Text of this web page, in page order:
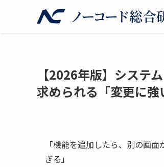
【2026年版】システ
求められる「変更に
「機能を追加したら、別の画
ぎる」